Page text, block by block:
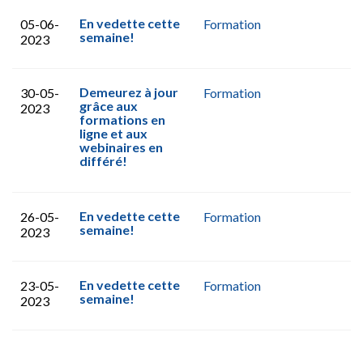
05-06-
2023
En vedette cette
semaine!
Formation
30-05-
2023
Demeurez à jour
grâce aux
formations en
ligne et aux
webinaires en
différé!
Formation
26-05-
2023
En vedette cette
semaine!
Formation
23-05-
2023
En vedette cette
semaine!
Formation